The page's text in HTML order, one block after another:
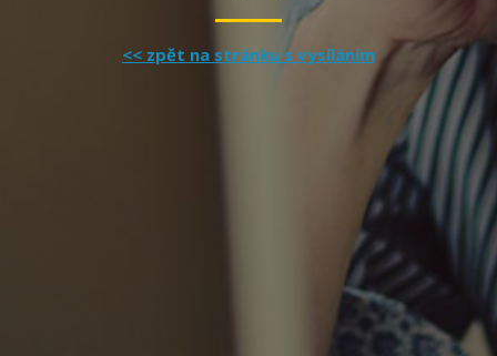
<< zpět na stránku s vysíláním